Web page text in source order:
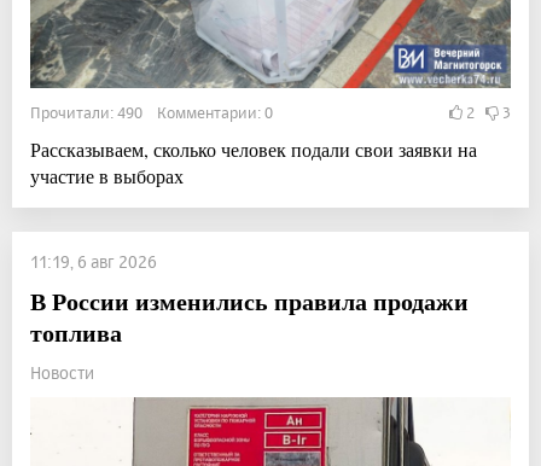
Прочитали: 490 Комментарии: 0 2 3
Рассказываем, сколько человек подали свои заявки на
участие в выборах
11:19, 6 авг 2026
В России изменились правила продажи
топлива
Новости